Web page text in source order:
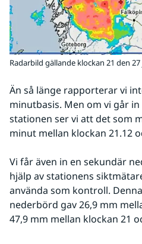
Radarbild gällande klockan 21 den 27
Än så länge rapporterar vi
minutbasis. Men om vi går
stationen ser vi att det som
minut mellan klockan 21.12
Vi får även in en sekundär
hjälp av stationens
använda som kontroll.
nederbörd gav 26,9 mm
47,9 mm mellan klockan 21